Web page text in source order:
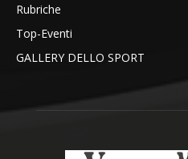
Rubriche
Top-Eventi
GALLERY DELLO SPORT